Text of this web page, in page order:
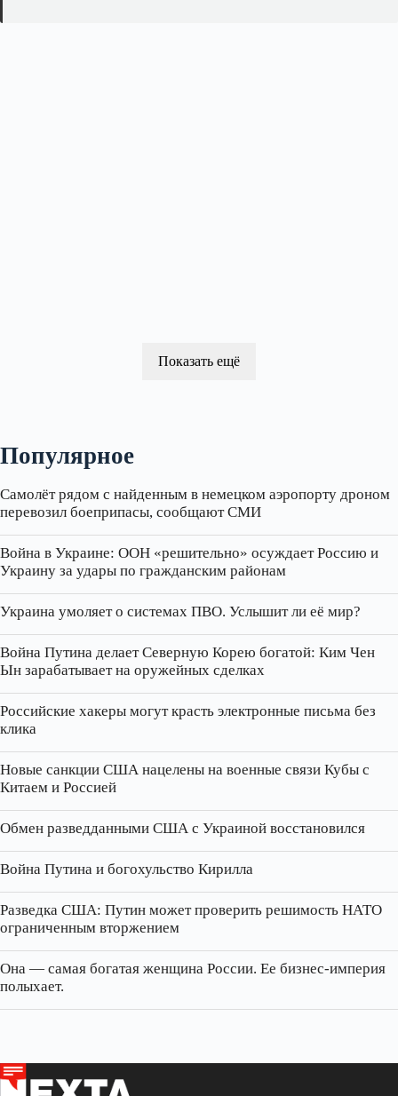
Показать ещё
Популярное
Самолёт рядом с найденным в немецком аэропорту дроном
перевозил боеприпасы, сообщают СМИ
Война в Украине: ООН «решительно» осуждает Россию и
Украину за удары по гражданским районам
Украина умоляет о системах ПВО. Услышит ли её мир?
Война Путина делает Северную Корею богатой: Ким Чен
Ын зарабатывает на оружейных сделках
Российские хакеры могут красть электронные письма без
клика
Новые санкции США нацелены на военные связи Кубы с
Китаем и Россией
Обмен разведданными США с Украиной восстановился
Война Путина и богохульство Кирилла
Разведка США: Путин может проверить решимость НАТО
ограниченным вторжением
Она — самая богатая женщина России. Ее бизнес‑империя
полыхает.